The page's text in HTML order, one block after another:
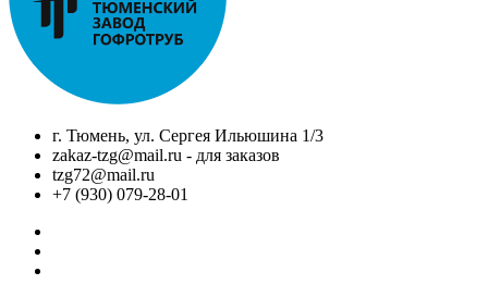
г. Тюмень, ул. Сергея Ильюшина 1/3
zakaz-tzg@mail.ru - для заказов
tzg72@mail.ru
+7 (930) 079-28-01